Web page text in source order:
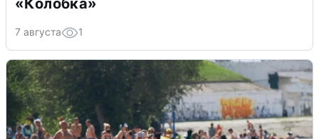
«Колобка»
7 августа 1